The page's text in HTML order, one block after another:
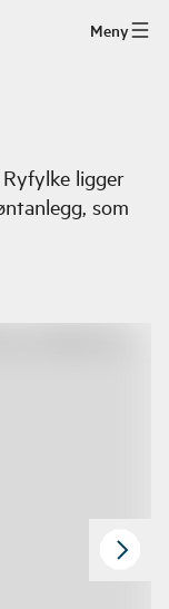
Meny
ligger
som